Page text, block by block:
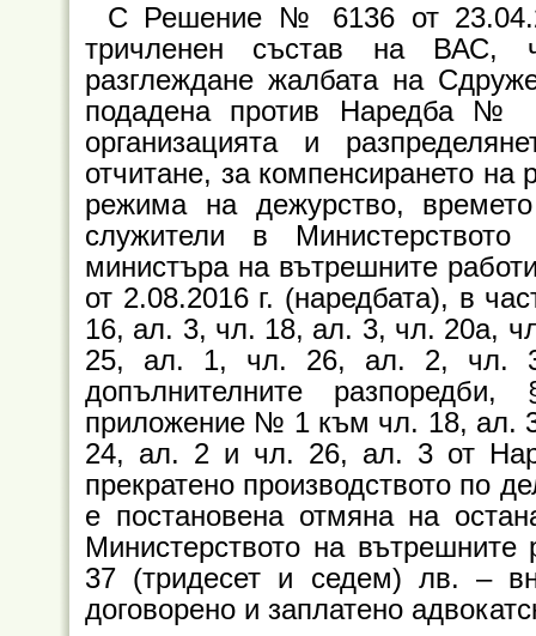
С Решение № 6136 от
тричленен състав на ВАС,
разглеждане жалбата на
подадена против Наредба №
организацията и
отчитане, за компенсирането на
режима на дежурство,
служители в
министъра на вътрешните
от 2.08.2016 г. (наредбата), в
16, ал. 3, чл. 18, ал. 3, чл. 20а,
25, ал. 1, чл. 26, ал. 2, чл.
допълнителните
приложение № 1 към чл. 18, ал.
24, ал. 2 и чл. 26, ал. 3 от
прекратено производството по
е постановена отмяна на
Министерството на
37 (тридесет и седем) лв. –
договорено и заплатено